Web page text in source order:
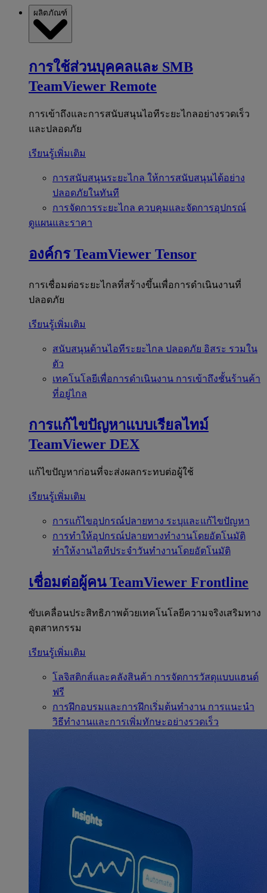
ผลิตภัณฑ์
การใช้ส่วนบุคคลและ SMB
TeamViewer Remote
การเข้าถึงและการสนับสนุนไอทีระยะไกลอย่างรวดเร็ว
และปลอดภัย
เรียนรู้เพิ่มเติม
การสนับสนุนระยะไกล ให้การสนับสนุนได้อย่าง
ปลอดภัยในทันที
การจัดการระยะไกล ควบคุมและจัดการอุปกรณ์
ดูแผนและราคา
องค์กร TeamViewer Tensor
การเชื่อมต่อระยะไกลที่สร้างขึ้นเพื่อการดำเนินงานที่
ปลอดภัย
เรียนรู้เพิ่มเติม
สนับสนุนด้านไอทีระยะไกล ปลอดภัย อิสระ รวมใน
ตัว
เทคโนโลยีเพื่อการดำเนินงาน การเข้าถึงชั้นร้านค้า
ที่อยู่ไกล
การแก้ไขปัญหาแบบเรียลไทม์
TeamViewer DEX
แก้ไขปัญหาก่อนที่จะส่งผลกระทบต่อผู้ใช้
เรียนรู้เพิ่มเติม
การแก้ไขอุปกรณ์ปลายทาง ระบุและแก้ไขปัญหา
การทำให้อุปกรณ์ปลายทางทำงานโดยอัตโนมัติ
ทำให้งานไอทีประจำวันทำงานโดยอัตโนมัติ
เชื่อมต่อผู้คน TeamViewer Frontline
ขับเคลื่อนประสิทธิภาพด้วยเทคโนโลยีความจริงเสริมทาง
อุตสาหกรรม
เรียนรู้เพิ่มเติม
โลจิสติกส์และคลังสินค้า การจัดการวัสดุแบบแฮนด์
ฟรี
การฝึกอบรมและการฝึกเริ่มต้นทำงาน การแนะนำ
วิธีทำงานและการเพิ่มทักษะอย่างรวดเร็ว